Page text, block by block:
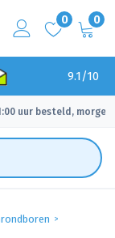
0 0
9.1/10
uur besteld, morgen